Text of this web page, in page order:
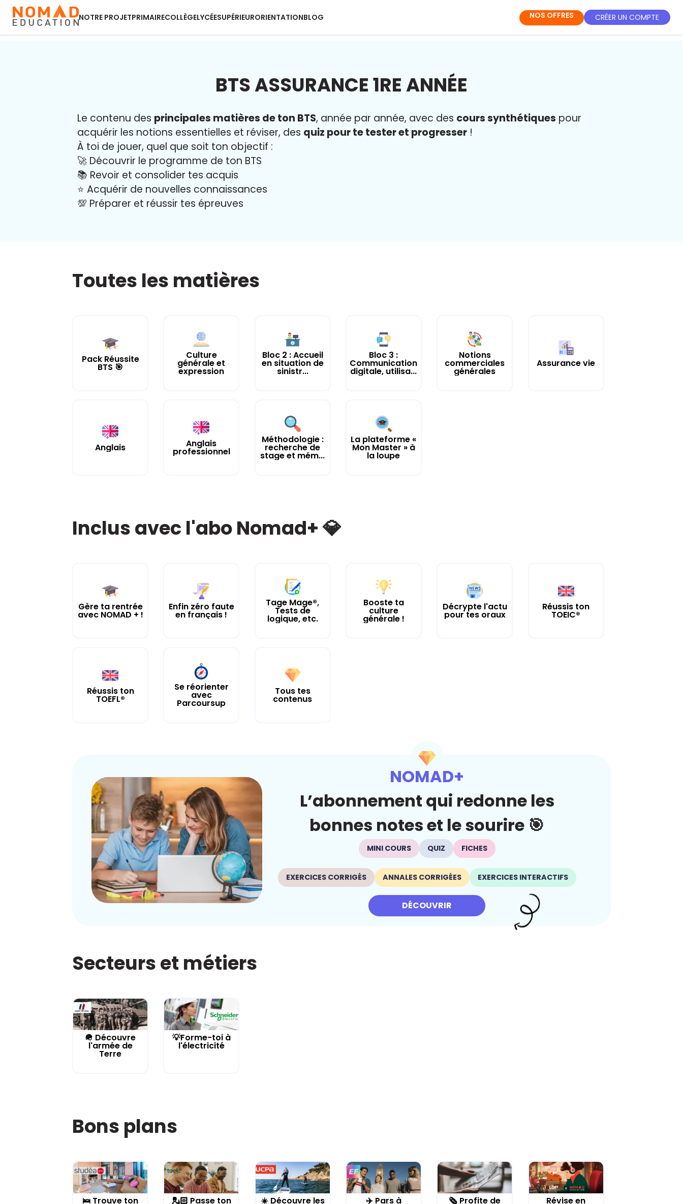
NOTRE PROJETPRIMAIRECOLLÈGELYCÉESUPÉRIEURORIENTATIONBLOG NOS OFFRES CRÉER UN COMPTE
BTS ASSURANCE 1RE ANNÉE
Le contenu des principales matières de ton BTS, année par année, avec des cours synthétiques pour
acquérir les notions essentielles et réviser, des quiz pour te tester et progresser !
À toi de jouer, quel que soit ton objectif :
🚀 Découvrir le programme de ton BTS
📚 Revoir et consolider tes acquis
⭐️ Acquérir de nouvelles connaissances
💯 Préparer et réussir tes épreuves
Toutes les matières
Pack Réussite
BTS 🎯
Culture
générale et
expression
Bloc 2 : Accueil
en situation de
sinistr...
Bloc 3 :
Communication
digitale, utilisa...
Notions
commerciales
générales
Assurance vie
Anglais Anglais
professionnel
Méthodologie :
recherche de
stage et mém...
La plateforme «
Mon Master » à
la loupe
Inclus avec l'abo Nomad+ 💎
Gère ta rentrée
avec NOMAD + !
Enfin zéro faute
en français !
Tage Mage®,
Tests de
logique, etc.
Booste ta
culture
générale !
Décrypte l'actu
pour tes oraux
Réussis ton
TOEIC®
Réussis ton
TOEFL®
Se réorienter
avec
Parcoursup
Tous tes
contenus
NOMAD+
L’abonnement qui redonne les
bonnes notes et le sourire 🎯
MINI COURS QUIZ FICHES
EXERCICES CORRIGÉS ANNALES CORRIGÉES EXERCICES INTERACTIFS
DÉCOUVRIR
Secteurs et métiers
🪖 Découvre
l'armée de
Terre
💡Forme-toi à
l'électricité
Bons plans
🛌 Trouve ton 💂🏻 Passe ton ☀️ Découvre les ✈️ Pars à 🗞️ Profite de Révise en